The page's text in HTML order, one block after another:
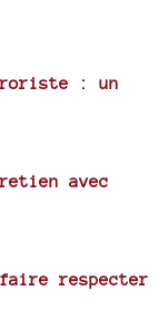
: un
avec
respecter